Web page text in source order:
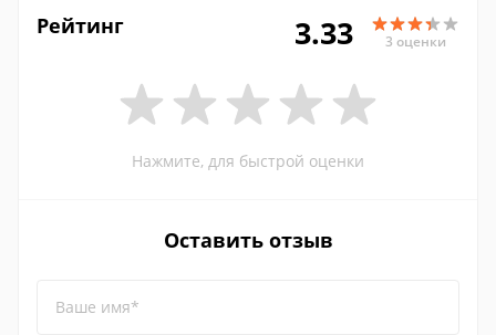
Рейтинг 3.33 3 оценки
Нажмите, для быстрой оценки
Оставить отзыв
Ваше имя*